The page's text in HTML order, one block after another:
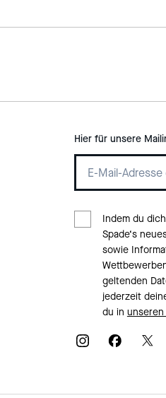
Hier für unsere
Indem du
Spade‘s
sowie
geltenden
jederzeit
du in